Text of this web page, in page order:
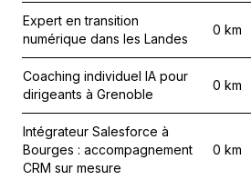
Expert en transition
numérique dans les Landes
0 km
Coaching individuel IA pour
dirigeants à Grenoble
0 km
Intégrateur Salesforce à
Bourges : accompagnement
CRM sur mesure
0 km